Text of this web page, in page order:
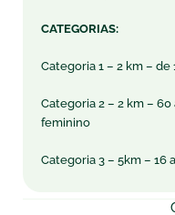
CATEGORIAS:
Categoria 1 – 2 km –
Categoria 2 – 2 km –
feminino
Categoria 3 – 5km – 16